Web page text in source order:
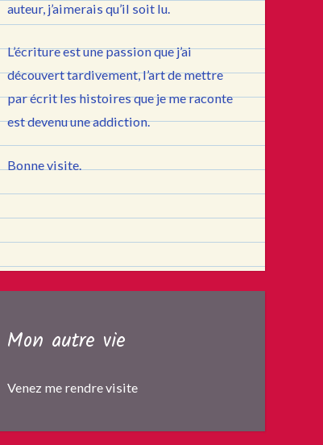
auteur, j’aimerais qu’il soit lu.
L’écriture est une passion que j’ai
découvert tardivement, l’art de mettre
par écrit les histoires que je me raconte
est devenu une addiction.
Bonne visite.
Mon autre vie
Venez me rendre visite